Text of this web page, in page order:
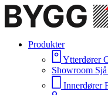
Produkter
Ytterdører
Showroom
Innerdører